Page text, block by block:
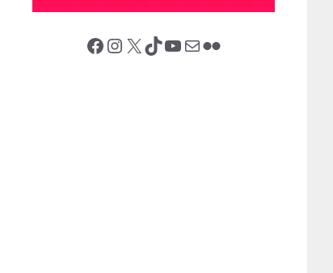
Facebook Instagram X (Twitter) TikTok YouTube Correo electrónico Flickr